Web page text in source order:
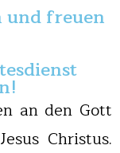
und freuen
an den Gott
Christus.